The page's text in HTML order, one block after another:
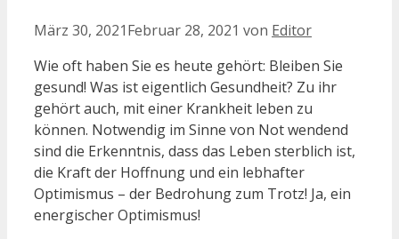
März 30, 2021Februar 28, 2021 von Editor
Wie oft haben Sie es heute gehört: Bleiben Sie
gesund! Was ist eigentlich Gesundheit? Zu ihr
gehört auch, mit einer Krankheit leben zu
können. Notwendig im Sinne von Not wendend
sind die Erkenntnis, dass das Leben sterblich ist,
die Kraft der Hoffnung und ein lebhafter
Optimismus – der Bedrohung zum Trotz! Ja, ein
energischer Optimismus!